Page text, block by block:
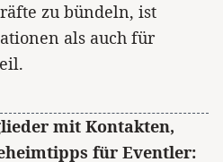
zu bündeln, ist
als auch für
mit Kontakten,
für Eventler: